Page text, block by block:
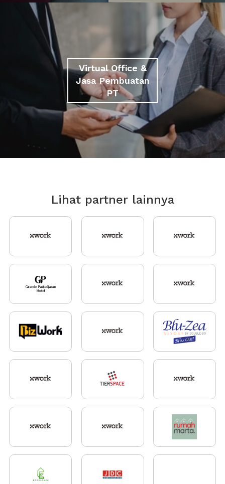
Virtual Office &
Jasa Pembuatan
PT
Lihat partner lainnya